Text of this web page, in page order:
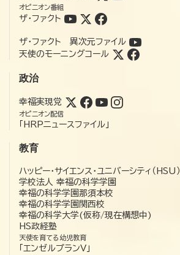
オピニオン番組
ザ・ファクト
ザ・ファクト 異次元ファイル
天使のモーニングコール
政治
幸福実現党
オピニオン配信
「HRPニュースファイル」
教育
ハッピー・サイエンス・ユニバーシティ（HSU）
学校法人 幸福の科学学園
幸福の科学学園那須本校
幸福の科学学園関西校
幸福の科学大学(仮称/現在構想中)
HS政経塾
天使を育てる幼児教育
「エンゼルプランV」